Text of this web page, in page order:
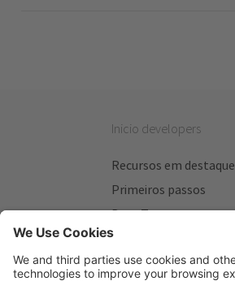
Inicio developers
Recursos em destaque
Primeiros passos
Beta Testers
Meus Planos